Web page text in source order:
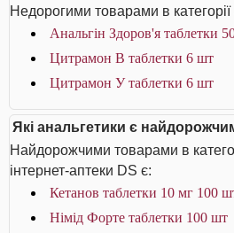
Недорогими товарами в категорії
Анальгін Здоров'я таблетки
Цитрамон В таблетки 6 шт
Цитрамон У таблетки 6 шт
Які анальгетики є
Найдорожчими товарами в
інтернет-аптеки DS є:
Кетанов таблетки 10 мг 100
Німід Форте таблетки 100 шт